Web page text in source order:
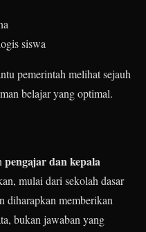
siswa
pemerintah melihat sejauh
belajar yang optimal.
pengajar dan kepala
mulai dari sekolah dasar
diharapkan memberikan
bukan jawaban yang